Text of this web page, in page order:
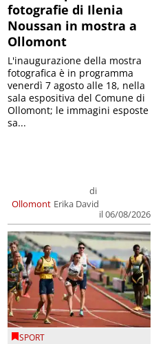
fotografie di Ilenia
Noussan in mostra a
Ollomont
Ollomont
di
Erika David
il 06/08/2026
L'inaugurazione della mostra
fotografica è in programma
venerdì 7 agosto alle 18, nella
sala espositiva del Comune di
Ollomont; le immagini esposte
sa...
SPORT